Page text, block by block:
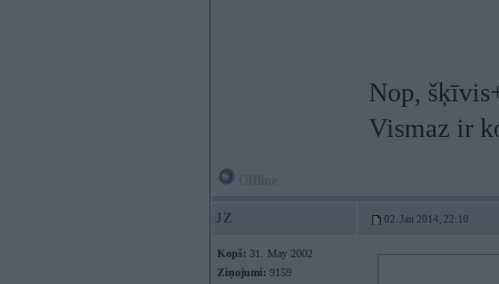
Nop,
Vismaz ir
JZ 02. Jan 2014, 22:10
Kopš: 31. May 2002
Ziņojumi: 9159